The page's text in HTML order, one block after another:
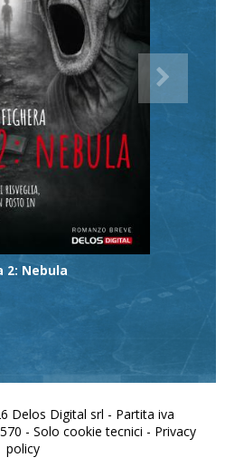
2: Nebula
Delos Digital srl - Partita iva
- Solo cookie tecnici - Privacy
policy